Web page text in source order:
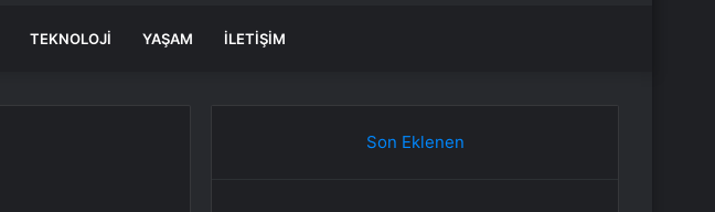
TEKNOLOJI YAŞAM İLETIŞIM
Son Eklenen